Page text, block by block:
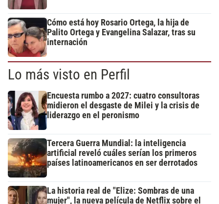
Cómo está hoy Rosario Ortega, la hija de
Palito Ortega y Evangelina Salazar, tras su
internación
Lo más visto en Perfil
Encuesta rumbo a 2027: cuatro consultoras
midieron el desgaste de Milei y la crisis de
liderazgo en el peronismo
Tercera Guerra Mundial: la inteligencia
artificial reveló cuáles serían los primeros
países latinoamericanos en ser derrotados
La historia real de "Elize: Sombras de una
mujer", la nueva película de Netflix sobre el